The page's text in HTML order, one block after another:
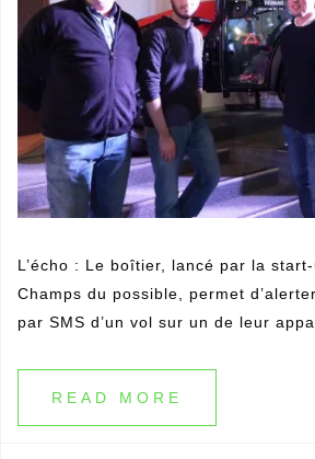
L’écho : Le boîtier, lancé par la
Champs du possible, permet
par SMS d’un vol sur un de leur
READ MORE